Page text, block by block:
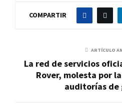
COMPARTIR
ARTÍCULO
La red de servicios
Rover, molesta por
auditorías de